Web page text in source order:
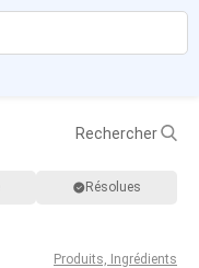
Rechercher
Résolues
Produits, Ingrédients